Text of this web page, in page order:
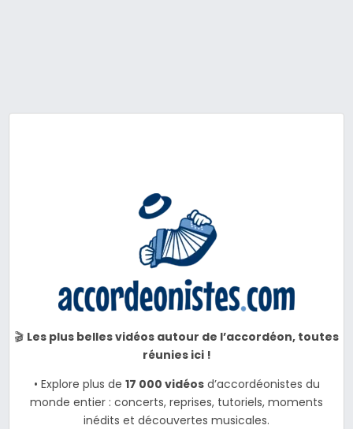
🎬 Les plus belles vidéos autour de l’accordéon, toutes
réunies ici !
• Explore plus de 17 000 vidéosd’accordéonistes du
monde entier : concerts, reprises, tutoriels, moments
inédits et découvertes musicales.